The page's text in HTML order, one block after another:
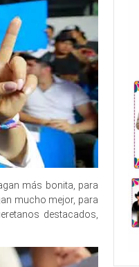
más bonita, para
mucho mejor, para
destacados,